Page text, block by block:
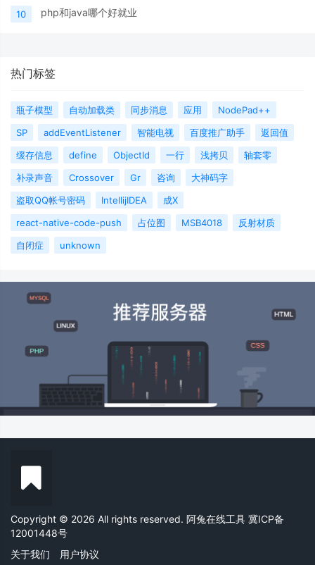
10 php和java哪个好就业
热门标签
瓶子模型 自动加载类 同步消息 应用
NodePad++
SP
addEventListener 智能电视 百度推广助手
返回值
缓存信息
define ObjectId 一行 浅拷贝
轴套零
补录声音
Crossover Gr 咨询
大神码字
盗取QQ帐号密码
IntellijIDEA
成X
react-native-code-push
占位图 MSB4018
反射材质
自闭症
unknown
Copyright © 2026 All rights reserved. 阿兔在线工具 冀ICP备
12001448号
关于我们
用户协议